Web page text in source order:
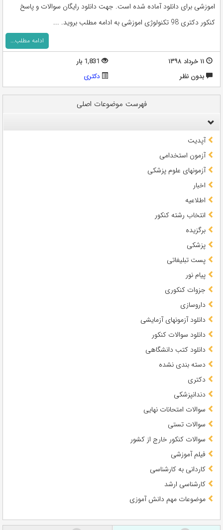
اموزشی برای دانلود آماده شده است. جهت دانلود رایگان سوالات و پاسخ
کنکور دکتری 98 تکنولوژی اموزشی به ادامه مطلب بروید. ...
ادامه مطلب...
۱۱ خرداد ۱۳۹۸
1,831 بار
بدون نظر
دکتری
فهرست موضوعات اصلی
آپدیت
آزمون استخدامی
آزمونهای علوم پزشکی
اخبار
اطلاعیه
انتخاب رشته کنکور
برگزیده
پزشکی
پست تبلیغاتی
پیام نور
جزوات کنکوری
داروسازی
دانلود آزمونهای آزمایشی
دانلود سوالات کنکور
دانلود کتب دانشگاهی
دسته بندی نشده
دکتری
دندانپزشکی
سوالات امتحانات نهایی
سوالات تستی
سوالات کنکور خارج از کشور
فیلم آموزشی
کاردانی به کارشناسی
کارشناسی ارشد
موضوعات مهم دانش آموزی